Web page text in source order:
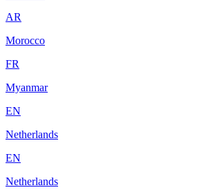
AR
Morocco
FR
Myanmar
EN
Netherlands
EN
Netherlands